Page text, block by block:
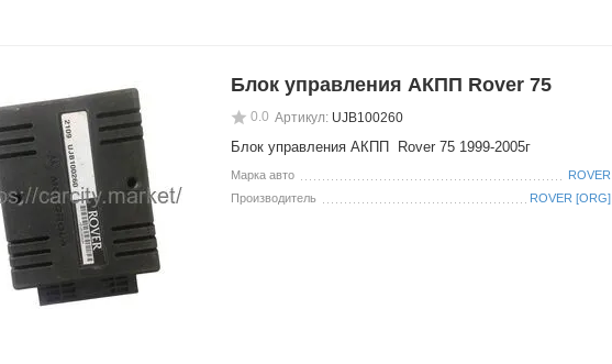
Блок управления АКПП Rover 75
0.0 Артикул: UJB100260
Блок управления АКПП Rover 75 1999-2005г
Марка авто
ROVER
Производитель
ROVER [ORG]